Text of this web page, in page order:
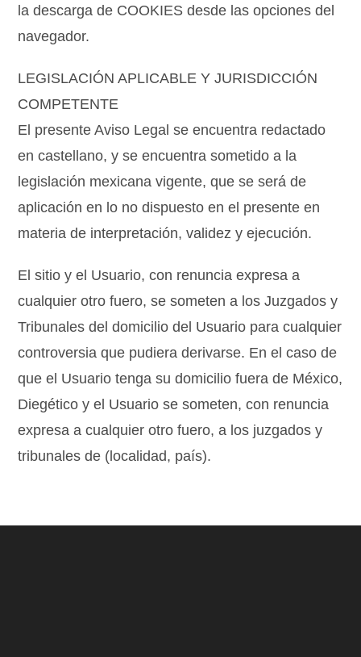
la descarga de COOKIES desde las opciones del
navegador.
LEGISLACIÓN APLICABLE Y JURISDICCIÓN
COMPETENTE
El presente Aviso Legal se encuentra redactado
en castellano, y se encuentra sometido a la
legislación mexicana vigente, que se será de
aplicación en lo no dispuesto en el presente en
materia de interpretación, validez y ejecución.
El sitio y el Usuario, con renuncia expresa a
cualquier otro fuero, se someten a los Juzgados y
Tribunales del domicilio del Usuario para cualquier
controversia que pudiera derivarse. En el caso de
que el Usuario tenga su domicilio fuera de México,
Diegético y el Usuario se someten, con renuncia
expresa a cualquier otro fuero, a los juzgados y
tribunales de (localidad, país).